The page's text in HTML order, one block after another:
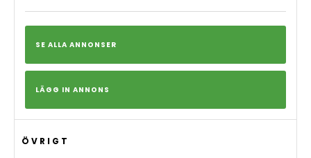
SE ALLA ANNONSER
LÄGG IN ANNONS
ÖVRIGT